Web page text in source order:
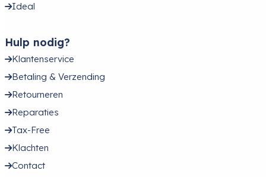
Ideal
Hulp nodig?
Klantenservice
Betaling & Verzending
Retourneren
Reparaties
Tax-Free
Klachten
Contact